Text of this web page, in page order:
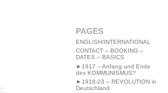
PAGES
ENGLISH/INTERNATIONAL
CONTACT – BOOKING –
DATES – BASICS
►1917 – Anfang und Ende
des KOMMUNISMUS?
►1918-23 – REVOLUTION in
Deutschland